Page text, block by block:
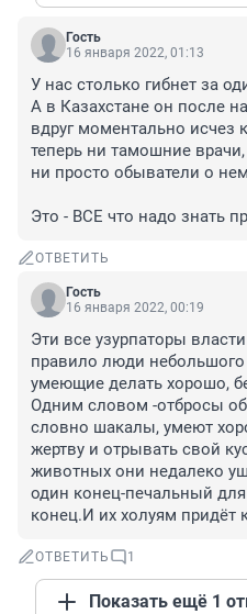
Гость
16 января 2022, 01:13
У нас столько гибнет за
А в Казахстане он после
вдруг моментально исчез
теперь ни тамошние
ни просто обыватели о
Это - ВСЕ что надо знать
ОТВЕТИТЬ
Гость
16 января 2022, 00:19
Эти все узурпаторы
правило люди
умеющие делать хорошо,
Одним словом -отбросы
словно шакалы, умеют
жертву и отрывать свой
животных они недалеко
один конец-печальный
конец.И их холуям придёт
ОТВЕТИТЬ 1
Показать ещё 1